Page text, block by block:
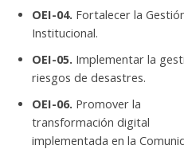
OEI-04. Fortalecer la
Institucional.
OEI-05. Implementar la
riesgos de desastres.
OEI-06. Promover la
transformación digital
implementada en la